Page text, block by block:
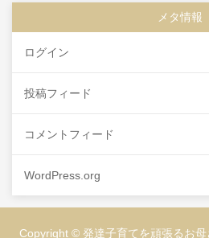
メタ情報
ログイン
投稿フィード
コメントフィード
WordPress.org
Copyright © 発達子育てを頑張るお母